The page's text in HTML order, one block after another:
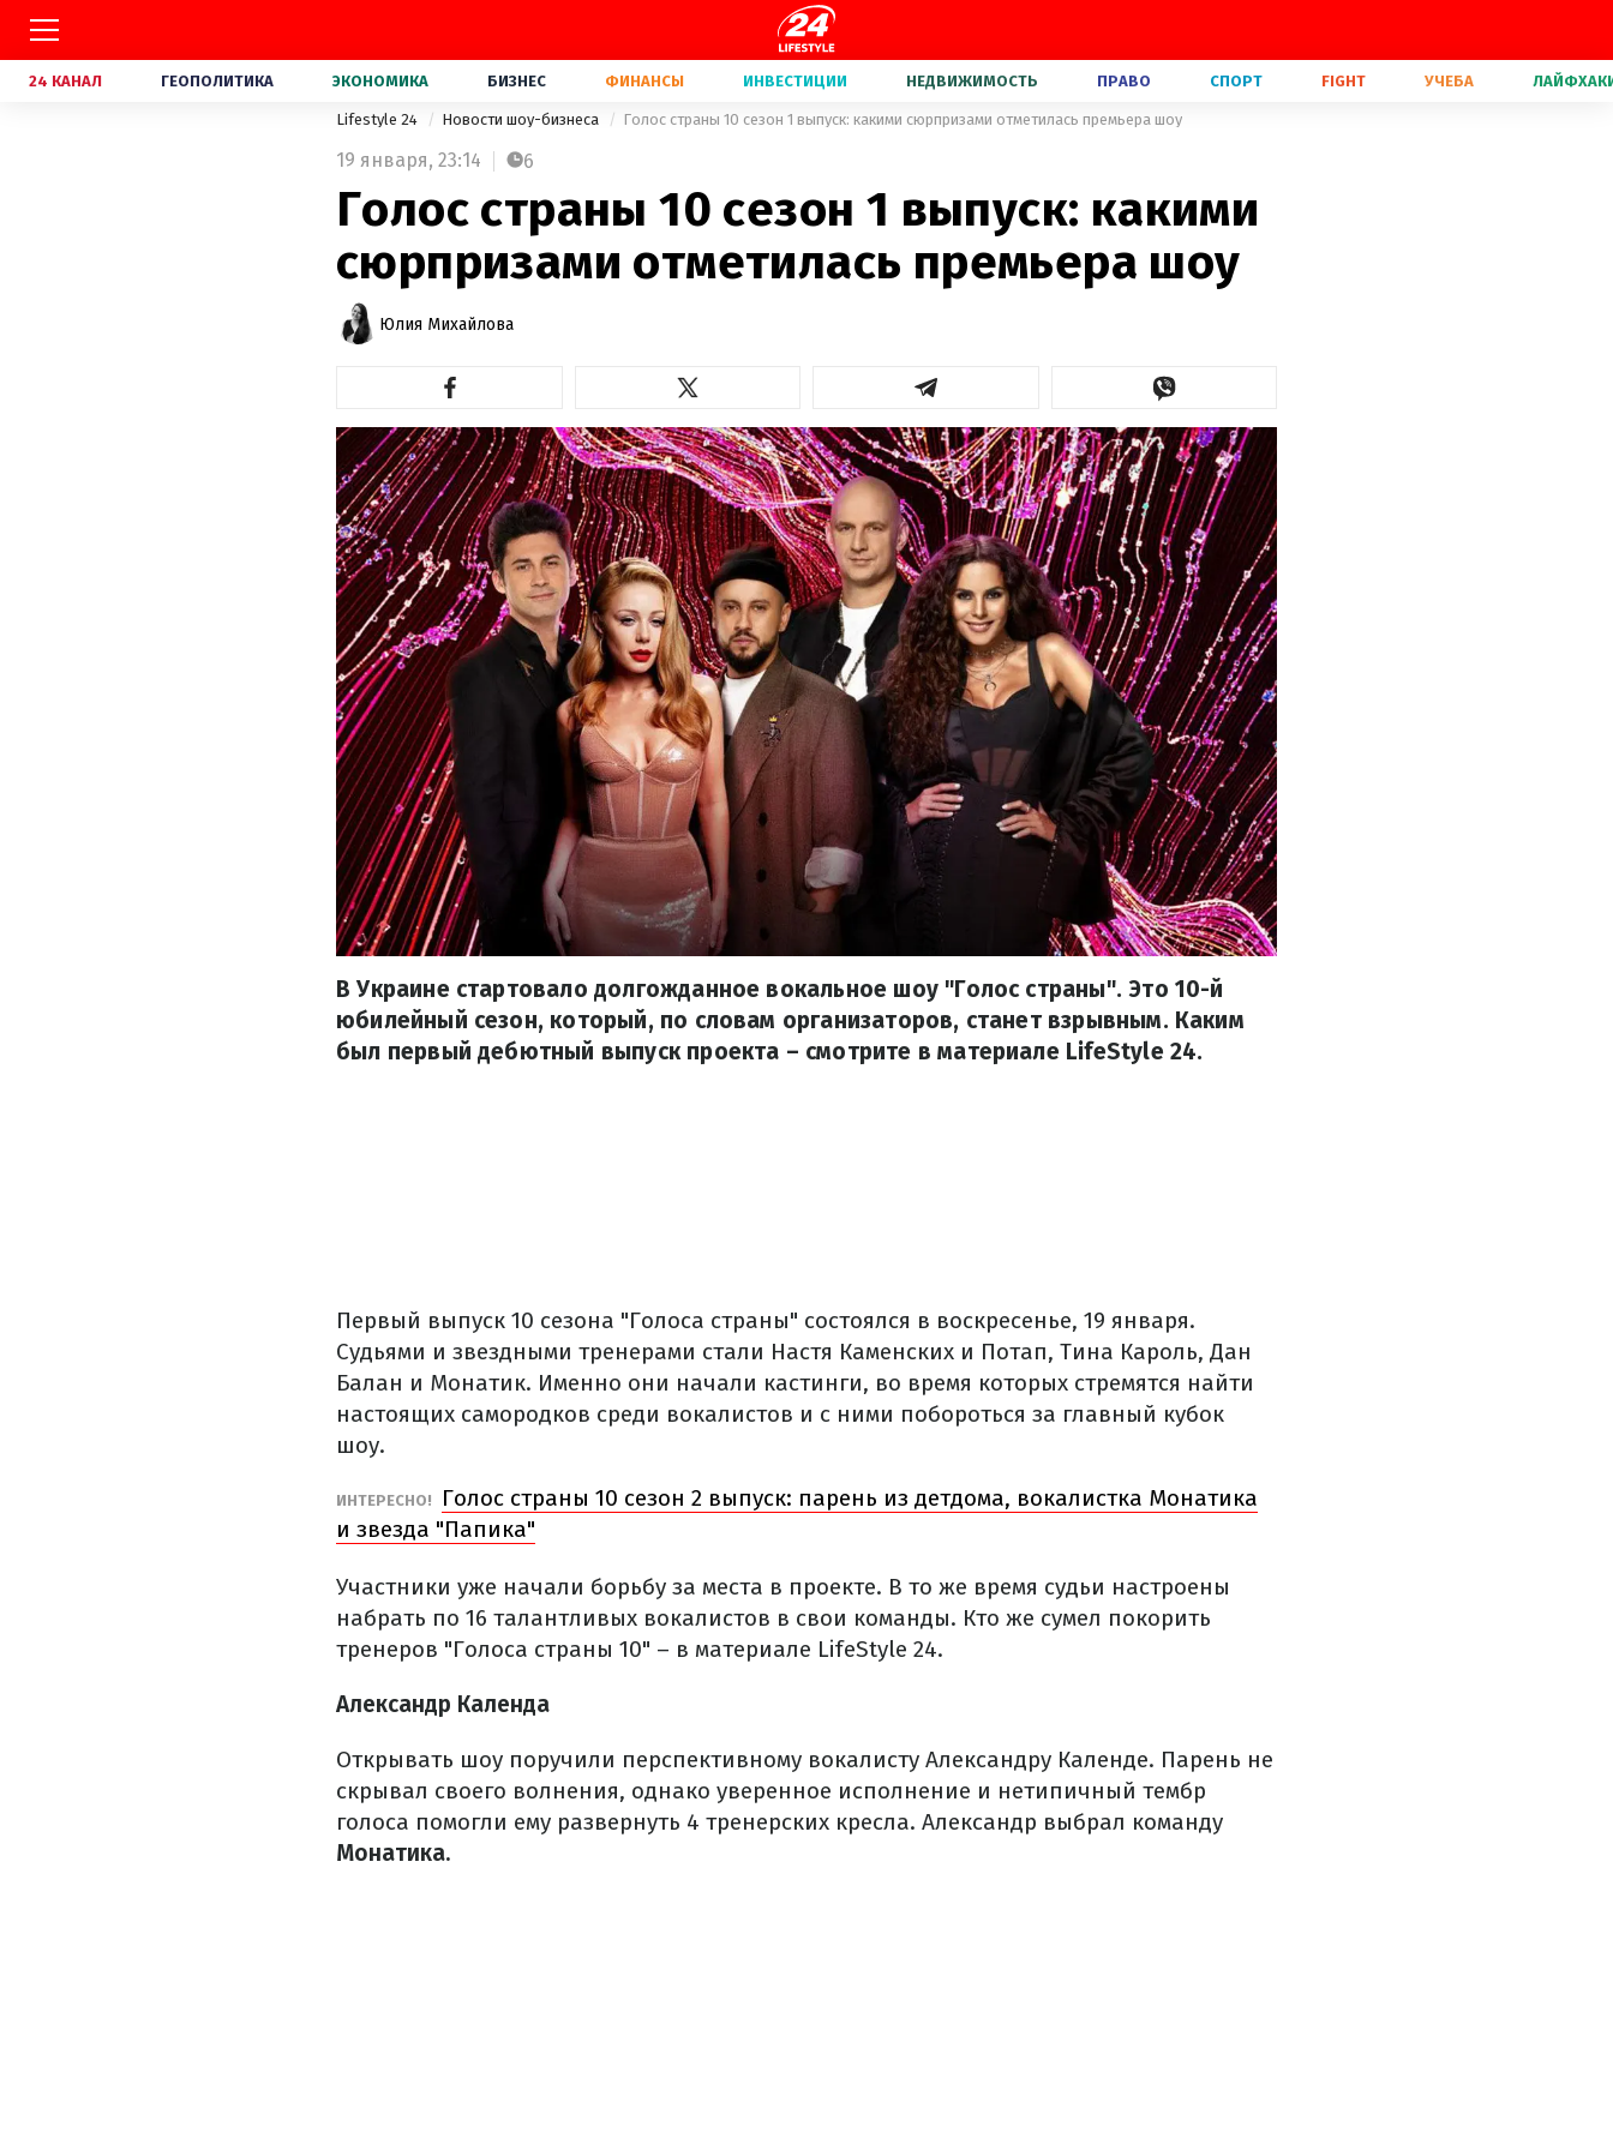
24 КАНАЛ ГЕОПОЛИТИКА ЭКОНОМИКА БИЗНЕС ФИНАНСЫ ИНВЕСТИЦИИ НЕДВИЖИМОСТЬ ПРАВО СПОРТ FIGHT УЧЕБА
Lifestyle 24 Новости шоу-бизнеса Голос страны 10 сезон 1 выпуск: какими сюрпризами отметилась премьера шоу
19 января, 23:14 6
Голос страны 10 сезон 1 выпуск: какими
сюрпризами отметилась премьера шоу
Юлия Михайлова
В Украине стартовало долгожданное вокальное шоу "Голос страны". Это 10-й
юбилейный сезон, который, по словам организаторов, станет взрывным. Каким
был первый дебютный выпуск проекта – смотрите в материале LifeStyle 24.
Первый выпуск 10 сезона "Голоса страны" состоялся в воскресенье, 19 января.
Судьями и звездными тренерами стали Настя Каменских и Потап, Тина Кароль, Дан
Балан и Монатик. Именно они начали кастинги, во время которых стремятся найти
настоящих самородков среди вокалистов и с ними побороться за главный кубок
шоу.
ИНТЕРЕСНО!
Голос страны 10 сезон 2 выпуск: парень из детдома, вокалистка Монатика
и звезда "Папика"
Участники уже начали борьбу за места в проекте. В то же время судьи настроены
набрать по 16 талантливых вокалистов в свои команды. Кто же сумел покорить
тренеров "Голоса страны 10" – в материале LifeStyle 24.
Александр Календа
Открывать шоу поручили перспективному вокалисту Александру Календе. Парень не
скрывал своего волнения, однако уверенное исполнение и нетипичный тембр
голоса помогли ему развернуть 4 тренерских кресла. Александр выбрал команду
Монатика.